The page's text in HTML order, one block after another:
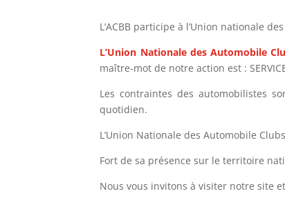
L’ACBB participe à l’Union nationale
L’Union Nationale des Automobile
maître-mot de notre action est :
Les contraintes des automobilistes
quotidien.
L’Union Nationale des Automobile
Fort de sa présence sur le territoire
Nous vous invitons à visiter notre site